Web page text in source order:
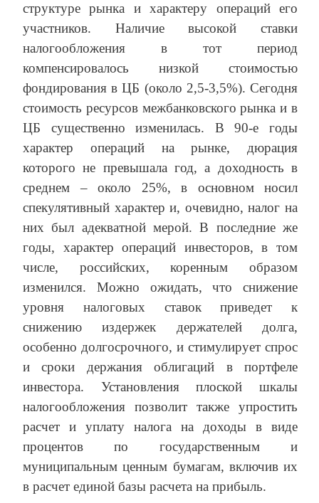
структуре рынка и характеру операций его
участников. Наличие высокой ставки
налогообложения в тот период
компенсировалось низкой стоимостью
фондирования в ЦБ (около 2,5-3,5%). Сегодня
стоимость ресурсов межбанковского рынка и в
ЦБ существенно изменилась. В 90-е годы
характер операций на рынке, дюрация
которого не превышала год, а доходность в
среднем – около 25%, в основном носил
спекулятивный характер и, очевидно, налог на
них был адекватной мерой. В последние же
годы, характер операций инвесторов, в том
числе, российских, коренным образом
изменился. Можно ожидать, что снижение
уровня налоговых ставок приведет к
снижению издержек держателей долга,
особенно долгосрочного, и стимулирует спрос
и сроки держания облигаций в портфеле
инвестора. Установления плоской шкалы
налогообложения позволит также упростить
расчет и уплату налога на доходы в виде
процентов по государственным и
муниципальным ценным бумагам, включив их
в расчет единой базы расчета на прибыль.